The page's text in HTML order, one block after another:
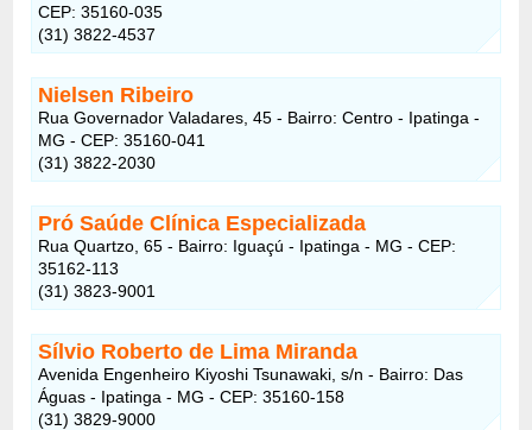
CEP: 35160-035
(31) 3822-4537
Nielsen Ribeiro
Rua Governador Valadares, 45 - Bairro: Centro - Ipatinga -
MG - CEP: 35160-041
(31) 3822-2030
Pró Saúde Clínica Especializada
Rua Quartzo, 65 - Bairro: Iguaçú - Ipatinga - MG - CEP:
35162-113
(31) 3823-9001
Sílvio Roberto de Lima Miranda
Avenida Engenheiro Kiyoshi Tsunawaki, s/n - Bairro: Das
Águas - Ipatinga - MG - CEP: 35160-158
(31) 3829-9000